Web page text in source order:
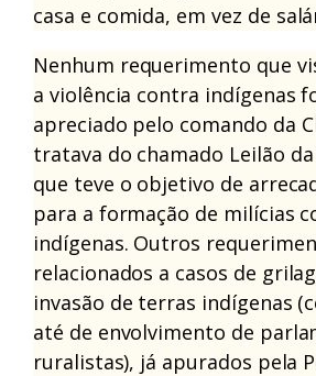
casa e comida, em vez de
Nenhum requerimento que
a violência contra indígenas
apreciado pelo comando da
tratava do chamado Leilão
que teve o objetivo de
para a formação de milícias
indígenas. Outros
relacionados a casos de
invasão de terras indígenas
até de envolvimento de
ruralistas), já apurados pela